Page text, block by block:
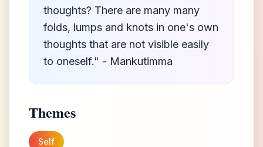
thoughts? There are many many
folds, lumps and knots in one's own
thoughts that are not visible easily
to oneself." - Mankutimma
Themes
Self